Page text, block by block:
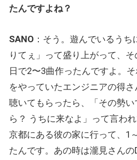
たんですよね？
SANO ：そう。遊んでいるう
りてぇ」って盛り上がって、
日で2〜3曲作ったんですよ。
をやっていたエンジニアの得
聴いてもらったら、「その勢
ら？ うちに来なよ」って言わ
京都にある彼の家に行って、1
たんです。あの時は瀧見さん